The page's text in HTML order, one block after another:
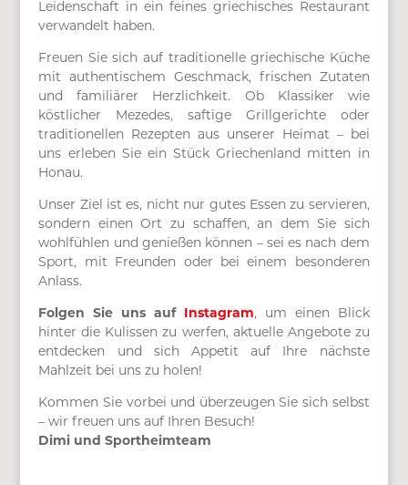
Leidenschaft in ein feines griechisches Restaurant
verwandelt haben.
Freuen Sie sich auf traditionelle griechische Küche
mit authentischem Geschmack, frischen Zutaten
und familiärer Herzlichkeit. Ob Klassiker wie
köstlicher Mezedes, saftige Grillgerichte oder
traditionellen Rezepten aus unserer Heimat – bei
uns erleben Sie ein Stück Griechenland mitten in
Honau.
Unser Ziel ist es, nicht nur gutes Essen zu servieren,
sondern einen Ort zu schaffen, an dem Sie sich
wohlfühlen und genießen können – sei es nach dem
Sport, mit Freunden oder bei einem besonderen
Anlass.
Folgen Sie uns auf Instagram, um einen Blick
hinter die Kulissen zu werfen, aktuelle Angebote zu
entdecken und sich Appetit auf Ihre nächste
Mahlzeit bei uns zu holen!
Kommen Sie vorbei und überzeugen Sie sich selbst
– wir freuen uns auf Ihren Besuch!
Dimi und Sportheimteam